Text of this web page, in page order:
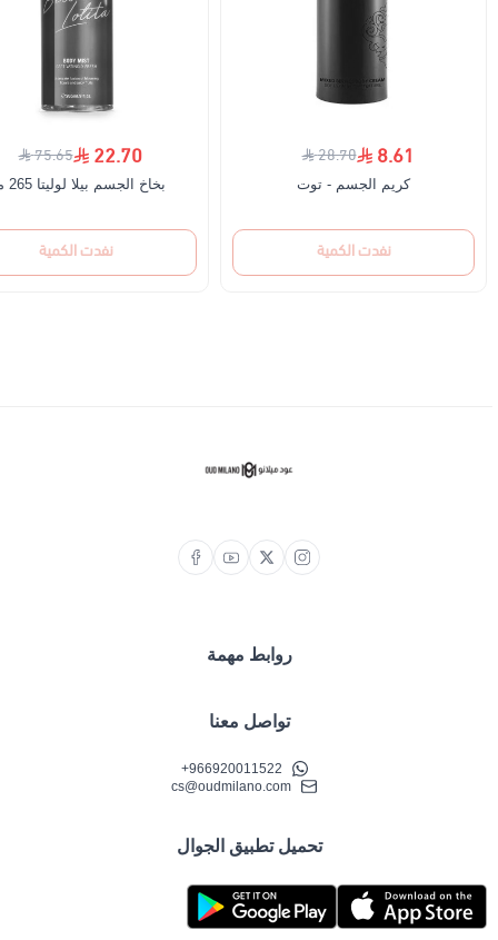
8.61
28.70
كريم الجسم - توت
نفدت الكمية
22.70
75.65
بخاخ الجسم بيلا لوليتا 265 مل
نفدت الكمية
روابط مهمة
تواصل معنا
+966920011522
cs@oudmilano.com
تحميل تطبيق الجوال